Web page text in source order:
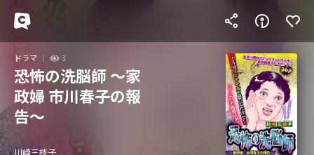
ドラマ 3
恐怖の洗脳師 ～家
政婦 市川春子の報
告～
川崎三枝子